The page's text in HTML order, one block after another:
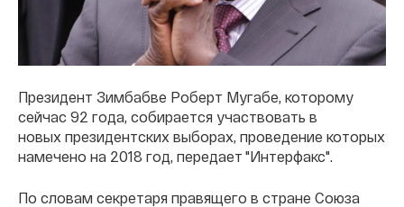
Президент Зимбабве Роберт Мугабе, которому
сейчас 92 года, собирается участвовать в
новых президентских выборах, проведение которых
намечено на 2018 год, передает "Интерфакс".
По словам секретаря правящего в стране Союза